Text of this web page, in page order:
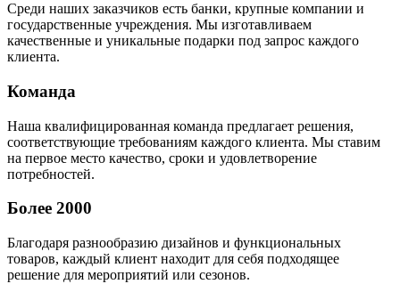
Среди наших заказчиков есть банки, крупные компании и
государственные учреждения. Мы изготавливаем
качественные и уникальные подарки под запрос каждого
клиента.
Команда
Наша квалифицированная команда предлагает решения,
соответствующие требованиям каждого клиента. Мы ставим
на первое место качество, сроки и удовлетворение
потребностей.
Более 2000
Благодаря разнообразию дизайнов и функциональных
товаров, каждый клиент находит для себя подходящее
решение для мероприятий или сезонов.